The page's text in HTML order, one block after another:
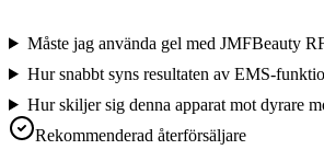
Måste jag använda gel med JMFBeauty
Hur snabbt syns resultaten av EMS-
Hur skiljer sig denna apparat mot dyrare
Rekommenderad återförsäljare